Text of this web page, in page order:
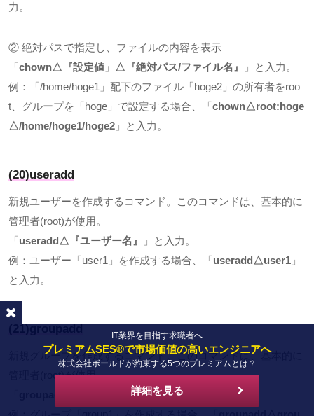
力。
② 絶対パスで指定し、ファイルの内容を表示
「 chown△ 『設定値」 △ 『絶対パス/ファイル名』
」と入力。
例：「 /home/hoge1 」配下のファイル「 hoge2 」の所有者をroo
t、グループを「 hoge 」で設定する場合、「 chown△root:hoge
△/home/hoge1/hoge2 」と入力。
(20)useradd
新規ユーザーを作成するコマンド。このコマンドは、基本的に
管理者(root)が使用。
「 useradd △『ユーザー名』
」と入力。
例：ユーザー「 user1 」を作成する場合、「 useradd △user1 」
と入力。
新規グループを作成するコマンド。このコマンドは、基本的に
(root)が使用。
△『グループ名』」と入力。
IT業界を目指す求職者へ
プレミアムSES®で市場価値の高いエンジニアへ
株式会社ボールドが約束する5つのプレミアムとは？
詳細を見る